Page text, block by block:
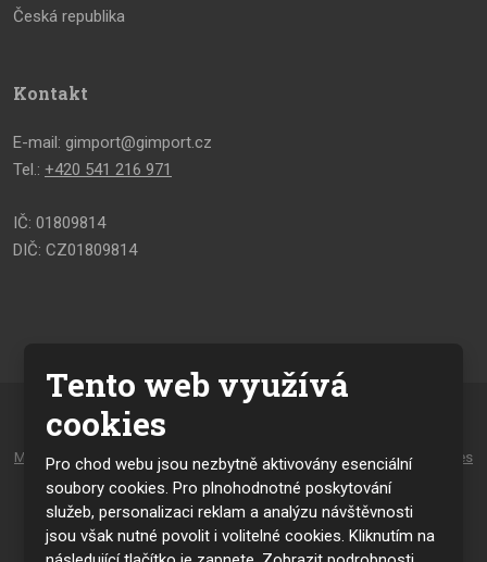
Česká republika
Kontakt
E-mail: gimport@gimport.cz
Tel.: +420 541 216 971
IČ: 01809814
DIČ: CZ01809814
© 2026, vytvořila eBRÁNA s.r.o.
Mapa stránek | Podmínky použití|Zásady pro používání souborů cookies
a osobních údajů
VYROBILA
Tento web využívá
cookies
Pro chod webu jsou nezbytně aktivovány esenciální
soubory cookies. Pro plnohodnotné poskytování
služeb, personalizaci reklam a analýzu návštěvnosti
jsou však nutné povolit i volitelné cookies. Kliknutím na